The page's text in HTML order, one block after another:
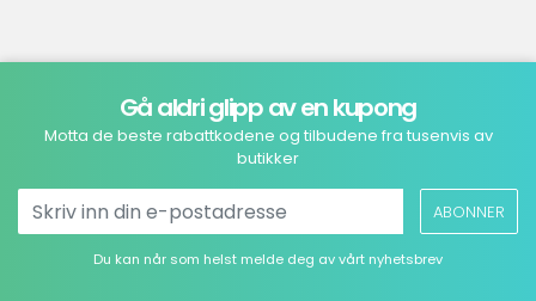
Gå aldri glipp av en kupong
Motta de beste rabattkodene og tilbudene fra tusenvis av
butikker
ABONNER
Du kan når som helst melde deg av vårt nyhetsbrev